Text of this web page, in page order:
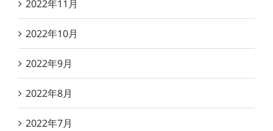
2022年11月
2022年10月
2022年9月
2022年8月
2022年7月